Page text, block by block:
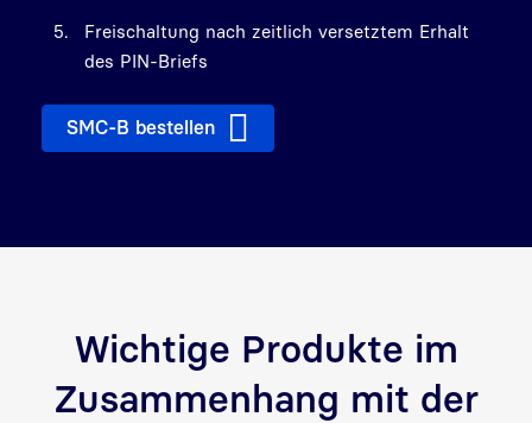
Freischaltung nach zeitlich versetztem Erhalt
des PIN-Briefs
SMC-B bestellen
Wichtige Produkte im
Zusammenhang mit der